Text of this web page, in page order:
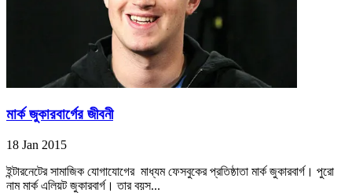
মার্ক জুকারবার্গের জীবনী
18 Jan 2015
ইন্টারনেটের সামাজিক যোগাযোগের মাধ্যম ফেসবুকের প্রতিষ্ঠাতা মার্ক জুকারবার্গ। পুরো
নাম মার্ক এলিয়ট জুকারবার্গ। তার বয়স...